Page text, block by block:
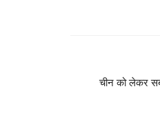
चीन को लेकर